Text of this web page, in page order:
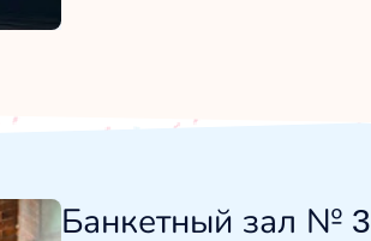
Банкетный зал № 3